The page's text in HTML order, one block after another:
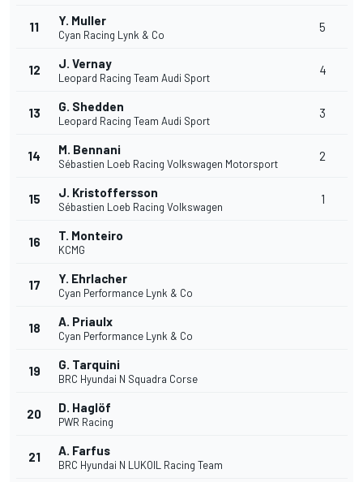
11 Y. Muller
Cyan Racing Lynk & Co
5
12 J. Vernay
Leopard Racing Team Audi Sport
4
13 G. Shedden
Leopard Racing Team Audi Sport
3
14 M. Bennani
Sébastien Loeb Racing Volkswagen Motorsport
2
15 J. Kristoffersson
Sébastien Loeb Racing Volkswagen
1
16 T. Monteiro
KCMG
17 Y. Ehrlacher
Cyan Performance Lynk & Co
18 A. Priaulx
Cyan Performance Lynk & Co
19 G. Tarquini
BRC Hyundai N Squadra Corse
20 D. Haglöf
PWR Racing
21 A. Farfus
BRC Hyundai N LUKOIL Racing Team